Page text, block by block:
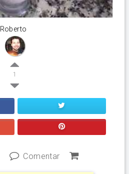
Roberto
1
Comentar